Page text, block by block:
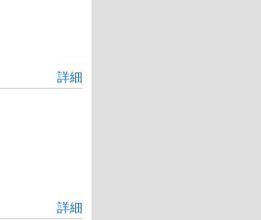
詳細
詳細